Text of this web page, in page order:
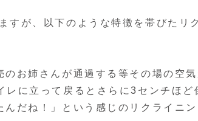
すが、以下のような特徴を帯びたリ
お姉さんが通過する等その場の空
レに立って戻るとさらに3センチほど
だね！」という感じのリクライニ